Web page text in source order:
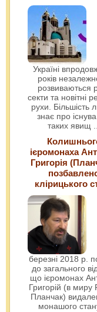
Україні
років
розвиваються
секти та новітні
рухи. Більшість
знає про
таких явищ
ієромонаха
Григорія
клірицького
березні 2018 р.
до загального
що ієромонах
Григорій (в миру
Планчак)
монашого